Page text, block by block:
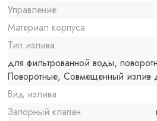
Управление
Материал корпуса
Тип излива
для фильтрованной воды,
Поворотные, Совмещенный излив
Вид излива
Запорный клапан